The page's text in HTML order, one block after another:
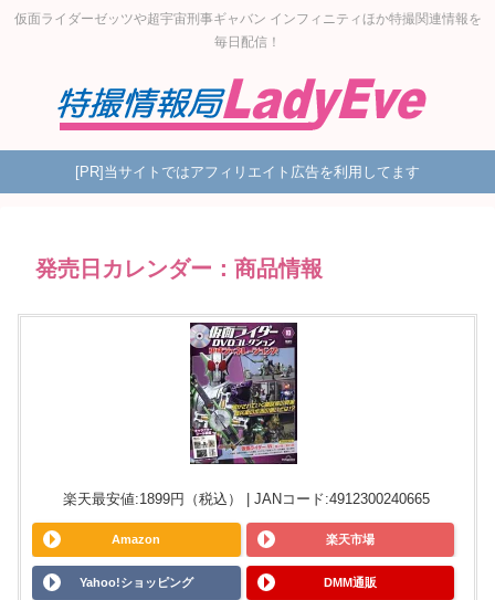
仮面ライダーゼッツや超宇宙刑事ギャバン インフィニティほか特撮関連情報を
毎日配信！
[PR]当サイトではアフィリエイト広告を利用してます
発売日カレンダー：商品情報
楽天最安値:1899円（税込） | JANコード:4912300240665
Amazon 楽天市場
Yahoo!ショッピング DMM通販